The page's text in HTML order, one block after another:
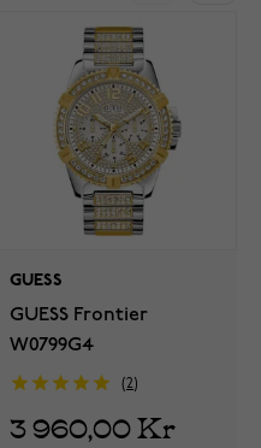
GUESS
GUESS Frontier
W0799G4
2
3 960,00 Kr